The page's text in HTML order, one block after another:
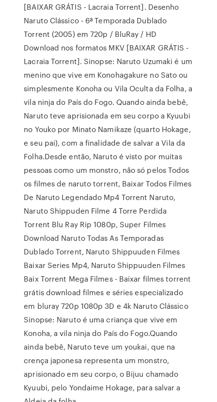
[BAIXAR GRÁTIS - Lacraia Torrent]. Desenho
Naruto Clássico - 6ª Temporada Dublado
Torrent (2005) em 720p / BluRay / HD
Download nos formatos MKV [BAIXAR GRÁTIS -
Lacraia Torrent]. Sinopse: Naruto Uzumaki é um
menino que vive em Konohagakure no Sato ou
simplesmente Konoha ou Vila Oculta da Folha, a
vila ninja do País do Fogo. Quando ainda bebê,
Naruto teve aprisionada em seu corpo a Kyuubi
no Youko por Minato Namikaze (quarto Hokage,
e seu pai), com a finalidade de salvar a Vila da
Folha.Desde então, Naruto é visto por muitas
pessoas como um monstro, não só pelos Todos
os filmes de naruto torrent, Baixar Todos Filmes
De Naruto Legendado Mp4 Torrent Naruto,
Naruto Shippuden Filme 4 Torre Perdida
Torrent Blu Ray Rip 1080p, Super Filmes
Download Naruto Todas As Temporadas
Dublado Torrent, Naruto Shippuuden Filmes
Baixar Series Mp4, Naruto Shippuuden Filmes
Baix Torrent Mega Filmes - Baixar filmes torrent
grátis download filmes e séries especializado
em bluray 720p 1080p 3D e 4k Naruto Clássico
Sinopse: Naruto é uma criança que vive em
Konoha, a vila ninja do País do Fogo.Quando
ainda bebê, Naruto teve um youkai, que na
crença japonesa representa um monstro,
aprisionado em seu corpo, o Bijuu chamado
Kyuubi, pelo Yondaime Hokage, para salvar a